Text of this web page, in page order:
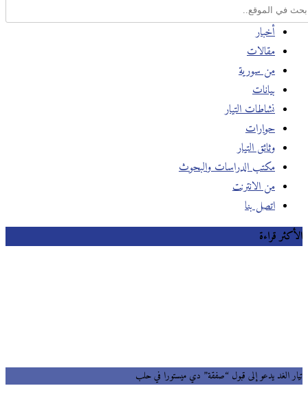
أخبار
مقالات
من سورية
بيانات
نشاطات التيار
حوارات
وثائق التيار
مكتب الدراسات والبحوث
من الانترنت
اتصل بنا
الأكثر قراءة
تيار الغد يدعو إلى قبول “صفقة” دي ميستورا في حلب